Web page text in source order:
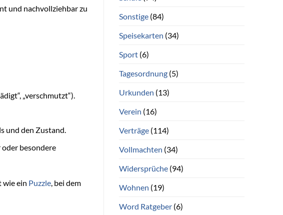
und nachvollziehbar zu
„verschmutzt“).
und den Zustand.
besondere
wie ein Puzzle, bei dem
Sonstige(84)
Speisekarten (34)
Sport(6)
Tagesordnung(5)
Urkunden (13)
Verein (16)
Verträge(114)
Vollmachten (34)
Widersprüche(94)
Wohnen (19)
Word Ratgeber(6)